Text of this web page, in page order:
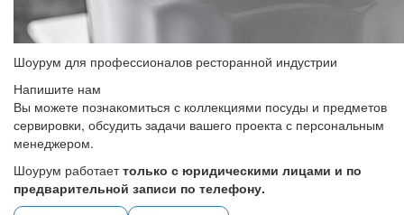
Шоурум для профессионалов ресторанной индустрии
Напишите нам
Вы можете познакомиться с коллекциями посуды и предметов
сервировки, обсудить задачи вашего проекта с персональным
менеджером.
Шоурум работаеттолько с юридическими лицами и по
предварительной записи по телефону.